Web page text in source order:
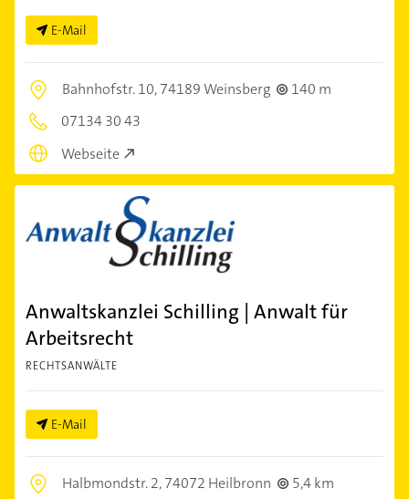
E-Mail
Bahnhofstr. 10,74189 Weinsberg
140 m
07134 30 43
Webseite
Anwaltskanzlei Schilling | Anwalt für
Arbeitsrecht
RECHTSANWÄLTE
E-Mail
Halbmondstr. 2,74072 Heilbronn
5,4 km